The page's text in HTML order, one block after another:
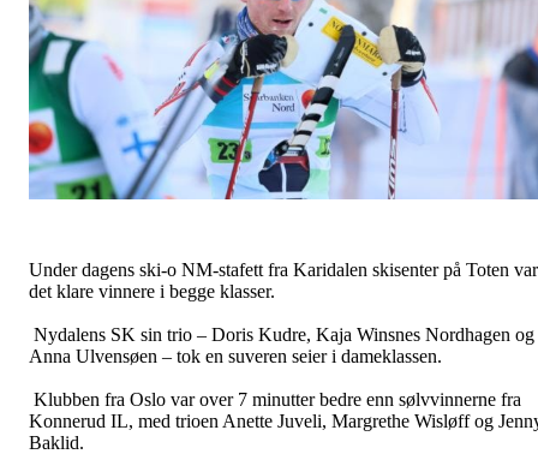
Under dagens ski-o NM-stafett fra Karidalen skisenter på Toten var
det klare vinnere i begge klasser.
Nydalens SK sin trio – Doris Kudre, Kaja Winsnes Nordhagen og
Anna Ulvensøen – tok en suveren seier i dameklassen.
Klubben fra Oslo var over 7 minutter bedre enn sølvvinnerne fra
Konnerud IL, med trioen Anette Juveli, Margrethe Wisløff og
Baklid.